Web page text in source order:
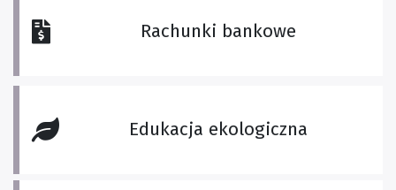
Rachunki bankowe
Edukacja ekologiczna